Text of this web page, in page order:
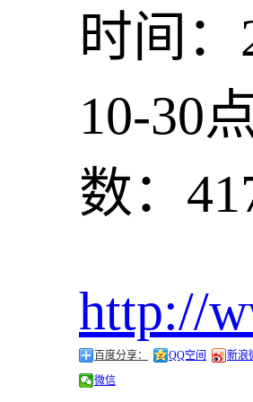
时间：
10-30
数：
http://
百度分享： QQ空间 新浪
微信